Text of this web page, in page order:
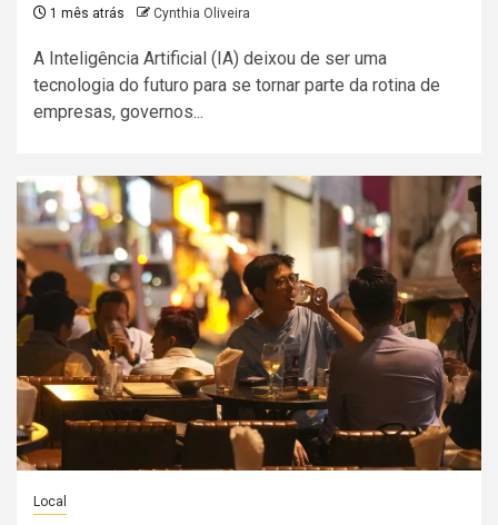
1 mês atrás Cynthia Oliveira
A Inteligência Artificial (IA) deixou de ser uma
tecnologia do futuro para se tornar parte da rotina de
empresas, governos...
Local